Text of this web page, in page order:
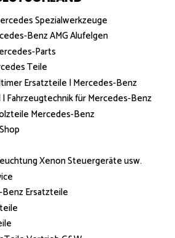
Spezialwerkzeuge
Benz AMG Alufelgen
Parts
Teile
Ersatzteile | Mercedes-Benz
| Fahrzeugtechnik für Mercedes-Benz
Mercedes-Benz
Xenon Steuergeräte usw.
Benz Ersatzteile